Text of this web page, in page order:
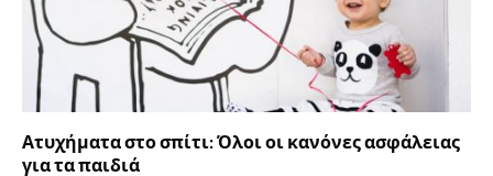
Ατυχήματα στο σπίτι: Όλοι οι κανόνες ασφάλειας
για τα παιδιά